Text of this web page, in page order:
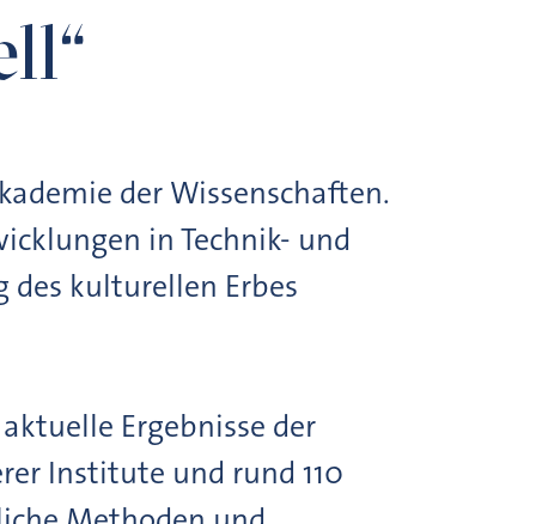
der Wissenschaften.
in Technik- und
des kulturellen Erbes
Ergebnisse der
Institute und rund 110